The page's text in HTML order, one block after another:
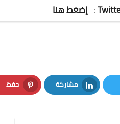
: إضغط هنا
مشاركة
LinkedIn
حفظ